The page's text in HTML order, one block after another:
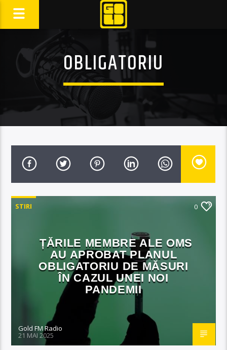
OBLIGATORIU
STIRI 0
ȚĂRILE MEMBRE ALE OMS
AU APROBAT PLANUL
OBLIGATORIU DE MĂSURI
ÎN CAZUL UNEI NOI
PANDEMII
Gold FM Radio
21 MAI 2025